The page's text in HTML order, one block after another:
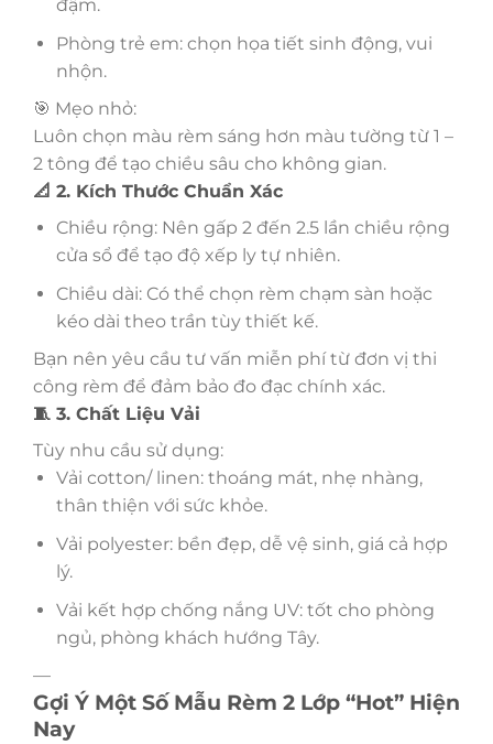
đậm.
Phòng trẻ em: chọn họa tiết sinh động, vui
nhộn.
🎯 Mẹo nhỏ:
Luôn chọn màu rèm sáng hơn màu tường từ 1 –
2 tông để tạo chiều sâu cho không gian.
📐 2. Kích Thước Chuẩn Xác
Chiều rộng: Nên gấp 2 đến 2.5 lần chiều rộng
cửa sổ để tạo độ xếp ly tự nhiên.
Chiều dài: Có thể chọn rèm chạm sàn hoặc
kéo dài theo trần tùy thiết kế.
Bạn nên yêu cầu tư vấn miễn phí từ đơn vị thi
công rèm để đảm bảo đo đạc chính xác.
🧵 3. Chất Liệu Vải
Tùy nhu cầu sử dụng:
Vải cotton/ linen: thoáng mát, nhẹ nhàng,
thân thiện với sức khỏe.
Vải polyester: bền đẹp, dễ vệ sinh, giá cả hợp
lý.
Vải kết hợp chống nắng UV: tốt cho phòng
ngủ, phòng khách hướng Tây.
—
Gợi Ý Một Số Mẫu Rèm 2 Lớp “Hot” Hiện
Nay